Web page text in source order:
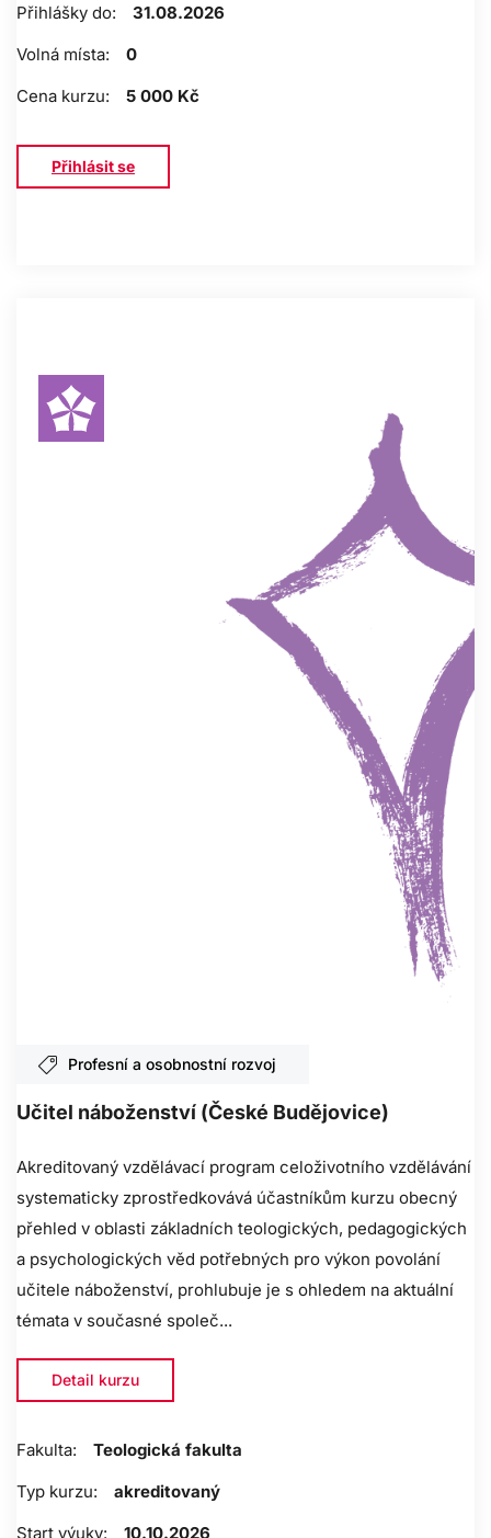
Přihlášky do:
31.08.2026
Volná místa:
0
Cena kurzu:
5 000 Kč
Přihlásit se
Profesní a osobnostní rozvoj
Učitel náboženství (České Budějovice)
Akreditovaný vzdělávací program celoživotního vzdělávání
systematicky zprostředkovává účastníkům kurzu obecný
přehled v oblasti základních teologických, pedagogických
a psychologických věd potřebných pro výkon povolání
učitele náboženství, prohlubuje je s ohledem na aktuální
témata v současné společ...
Detail kurzu
Fakulta:
Teologická fakulta
Typ kurzu:
akreditovaný
Start výuky:
10.10.2026